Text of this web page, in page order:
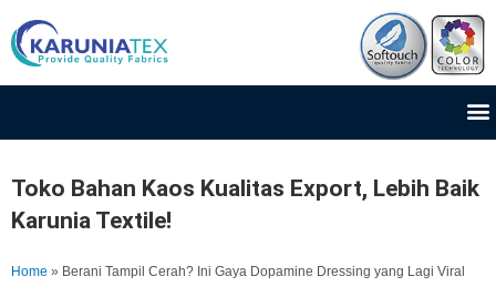
ke
konten
Toko Bahan Kaos Kualitas Export, Lebih Baik
Karunia Textile!
Home » Berani Tampil Cerah? Ini Gaya Dopamine Dressing yang Lagi Viral